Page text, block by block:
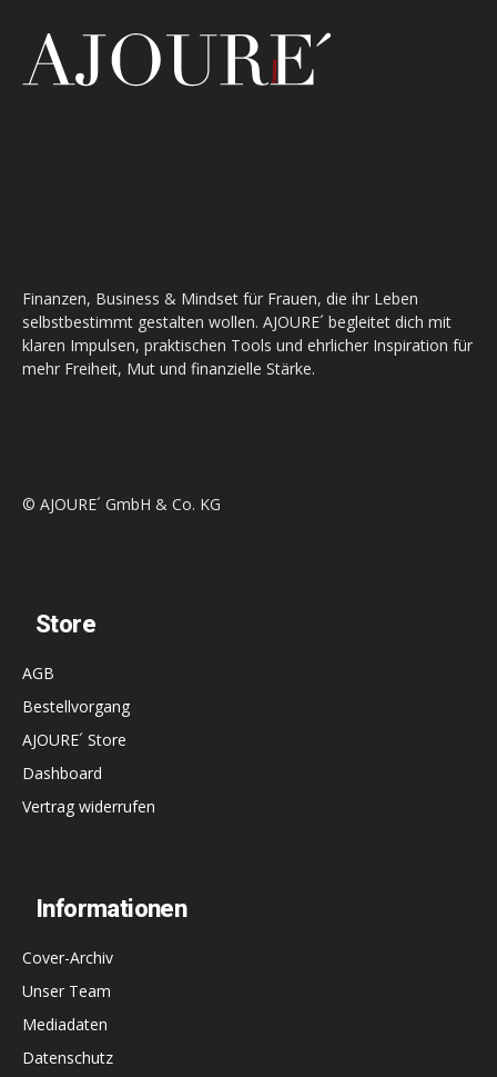
Finanzen, Business & Mindset für Frauen, die ihr Leben
selbstbestimmt gestalten wollen. AJOURE´ begleitet dich mit
klaren Impulsen, praktischen Tools und ehrlicher Inspiration für
mehr Freiheit, Mut und finanzielle Stärke.
© AJOURE´ GmbH & Co. KG
Store
AGB
Bestellvorgang
AJOURE´ Store
Dashboard
Vertrag widerrufen
Informationen
Cover-Archiv
Unser Team
Mediadaten
Datenschutz